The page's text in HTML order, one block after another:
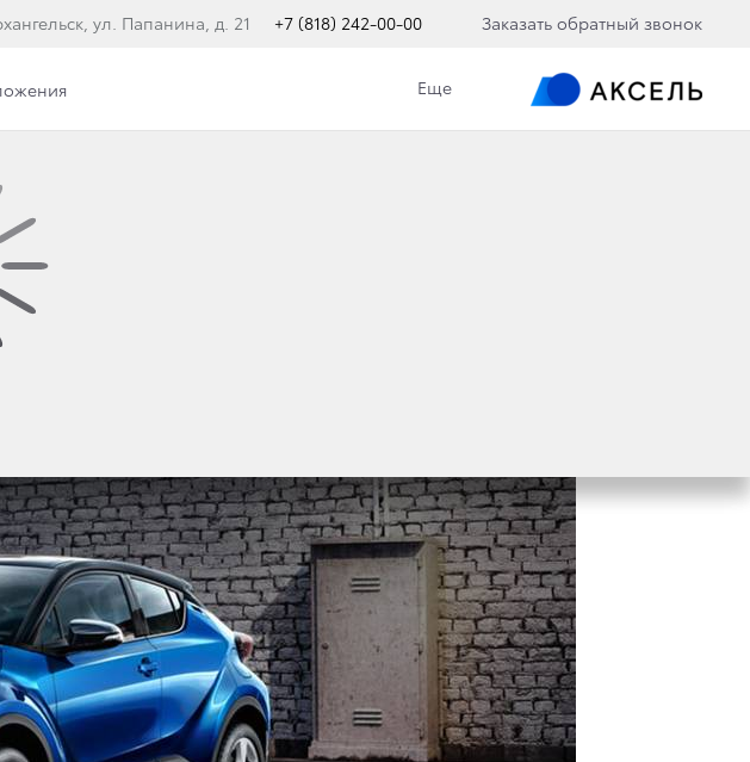
ул. Папанина, д. 21 +7 (818) 242-00-00 Заказать обратный звонок
Еще
C-HR